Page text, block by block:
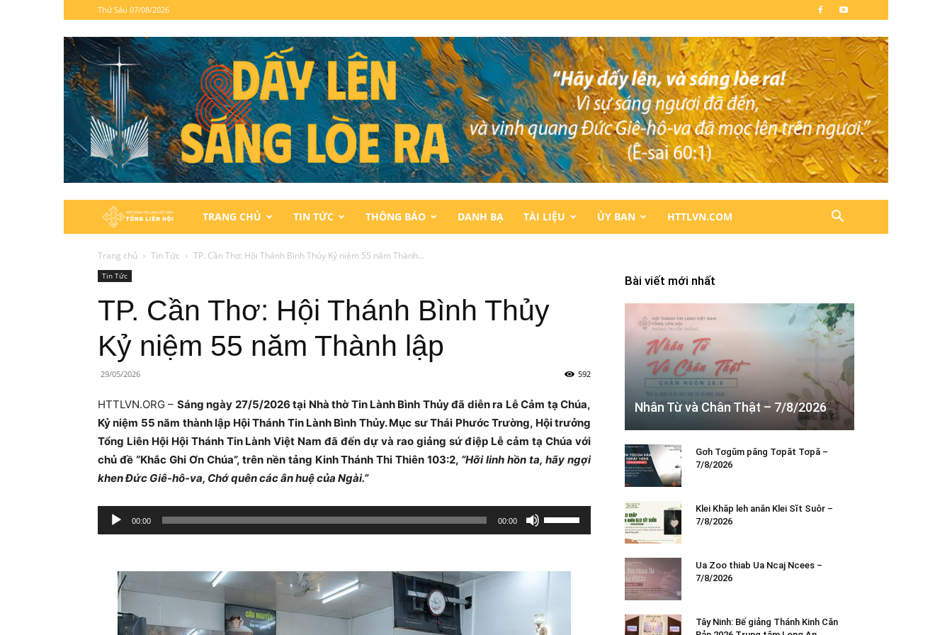
Thứ Sáu 07/08/2026
Hội
Thánh
Lành
TRANG CHỦ TIN TỨC THÔNG BÁO DANH BẠ TÀI LIỆU ỦY BAN HTTLVN.COM
Trang chủ Tin Tức TP. Cần Thơ: Hội Thánh Bình Thủy Kỷ niệm 55 năm Thành...
Tin Tức
TP. Cần Thơ: Hội Thánh Bình Thủy
Kỷ niệm 55 năm Thành lập
29/05/2026 592
HTTLVN.ORG – Sáng ngày 27/5/2026 tại Nhà thờ Tin Lành Bình Thủy đã diễn ra Lễ Cảm tạ Chúa,
Kỷ niệm 55 năm thành lập Hội Thánh Tin Lành Bình Thủy. Mục sư Thái Phước Trường, Hội trưởng
Tổng Liên Hội Hội Thánh Tin Lành Việt Nam đã đến dự và rao giảng sứ điệp Lễ cảm tạ Chúa với
chủ đề “Khắc Ghi Ơn Chúa”, trên nền tảng Kinh Thánh Thi Thiên 103:2, “Hỡi linh hồn ta, hãy ngợi
khen Đức Giê-hô-va, Chớ quên các ân huệ của Ngài.”
Trình
phát
thanh
00:00 00:00
dụng
phím
Lên/Xuống
Bài viết mới nhất
Nhân Từ và Chân Thật – 7/8/2026
Gơh Tơgŭm păng Tơpăt Tơpă –
7/8/2026
Klei Khăp leh anăn Klei Sĭt Suôr –
7/8/2026
Ua Zoo thiab Ua Ncaj Ncees –
7/8/2026
Tây Ninh: Bế giảng Thánh Kinh Căn